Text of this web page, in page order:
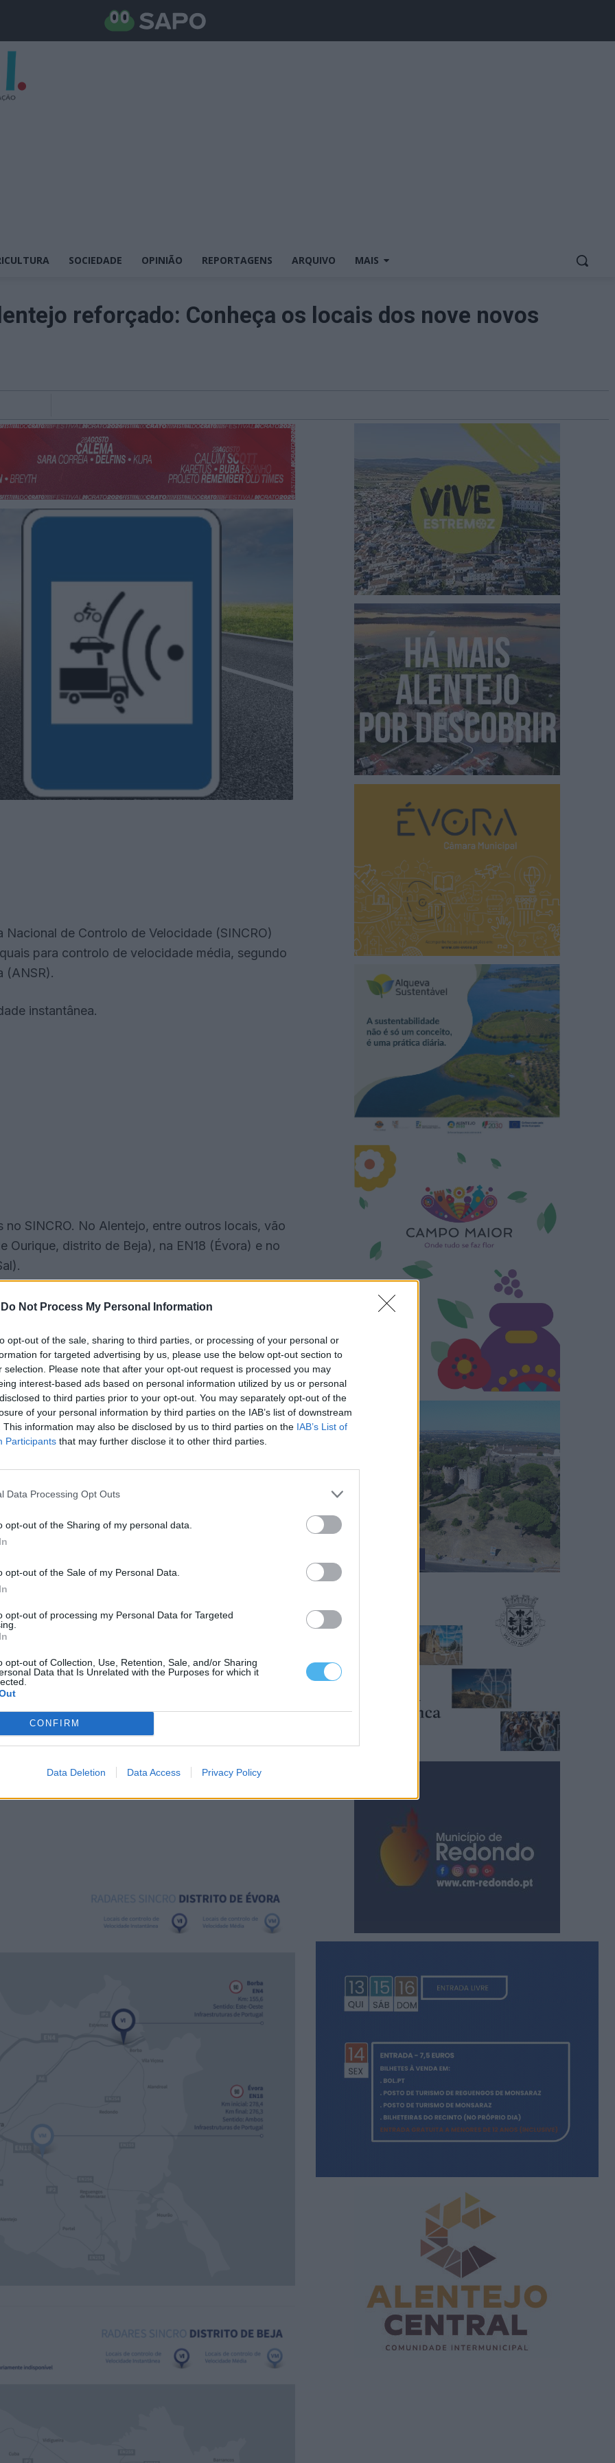
Do Not Process My Personal Information
opt-out of the sale, sharing to third parties, or processing of your personal or
for targeted advertising by us, please use the below opt-out section to
selection. Please note that after your opt-out request is processed you may
interest-based ads based on personal information utilized by us or personal
to third parties prior to your opt-out. You may separately opt-out of the
of your personal information by third parties on the IAB’s list of downstream
This information may also be disclosed by us to third parties on the IAB’s List of
Participants that may further disclose it to other third parties.
Data Processing Opt Outs
opt-out of the Sharing of my personal data.
opt-out of the Sale of my Personal Data.
opt-out of processing my Personal Data for Targeted
opt-out of Collection, Use, Retention, Sale, and/or Sharing
Data that Is Unrelated with the Purposes for which it
CONFIRM
Data Deletion Data Access Privacy Policy
SOCIEDADE OPINIÃO REPORTAGENS ARQUIVO MAIS
reforçado: Conheça os locais dos nove novos
de Controlo de Velocidade (SINCRO)
para controlo de velocidade média, segundo
(ANSR).
instantânea.
SINCRO. No Alentejo, entre outros locais, vão
Ourique, distrito de Beja), na EN18 (Évora) e no
37 instalados em setembro de 2023)
registada naqueles locais, que se revelou
115 pessoas, uma média de 23 vítimas mortais
verificou-se uma “redução significativa” da
menos 36% de acidentes com vítimas,
graves e menos 36% de feridos leves.
transparência na localização dos radares,
equipamentos, “maximizando a
através da adoção de comportamentos
infrações/n.º de veículos fiscalizados) dos
outros radares não publicitados -, com 0,55%
cada 1.000 fiscalizados.
de 2024, chegou aos 0,29%.
em que se assinala o oitavo aniversário do
de Beja, Évora e Setúbal, ficando para já de